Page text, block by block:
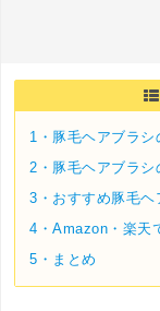
1・ 豚毛ヘアブラシ
2・ 豚毛ヘアブラシ
3・ おすすめ豚毛
4・Amazon・楽天
5・ まとめ